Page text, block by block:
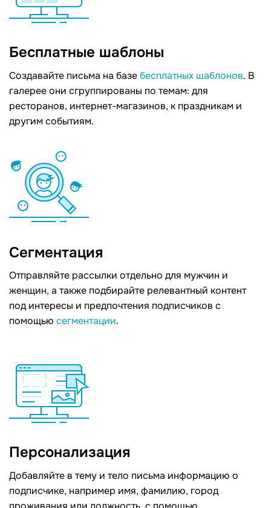
Бесплатные шаблоны
Создавайте письма на базебесплатных шаблонов. В
галерее они сгруппированы по темам: для
ресторанов, интернет-магазинов, к праздникам и
другим событиям.
Сегментация
Отправляйте рассылки отдельно для мужчин и
женщин, а также подбирайте релевантный контент
под интересы и предпочтения подписчиков c
помощью сегментации.
Персонализация
Добавляйте в тему и тело письма информацию о
подписчике, например имя, фамилию, город